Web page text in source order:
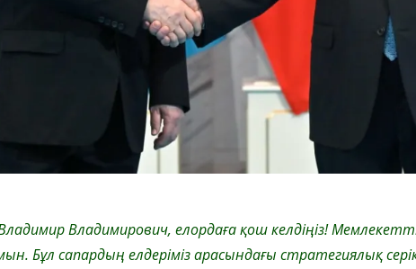
Владимирович, елордаға қош келдіңіз!
Бұл сапардың елдеріміз арасындағы стратегиялық